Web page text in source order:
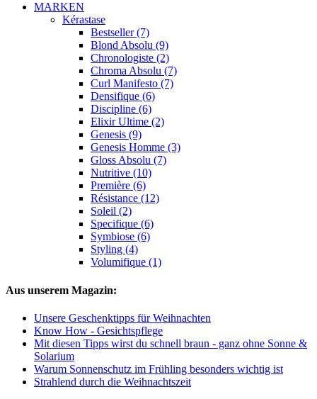
MARKEN
Kérastase
Bestseller (7)
Blond Absolu (9)
Chronologiste (2)
Chroma Absolu (7)
Curl Manifesto (7)
Densifique (6)
Discipline (6)
Elixir Ultime (2)
Genesis (9)
Genesis Homme (3)
Gloss Absolu (7)
Nutritive (10)
Première (6)
Résistance (12)
Soleil (2)
Specifique (6)
Symbiose (6)
Styling (4)
Volumifique (1)
Aus unserem Magazin:
Unsere Geschenktipps für Weihnachten
Know How - Gesichtspflege
Mit diesen Tipps wirst du schnell braun - ganz ohne Sonne &
Solarium
Warum Sonnenschutz im Frühling besonders wichtig ist
Strahlend durch die Weihnachtszeit